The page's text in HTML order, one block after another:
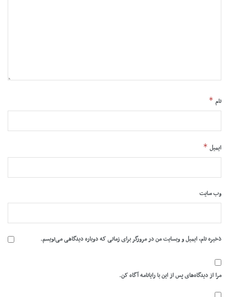
نام *
ایمیل *
وب‌ سایت
ذخیره نام، ایمیل و وبسایت من در مرورگر برای زمانی که دوباره دیدگاهی می‌نویسم.
مرا از دیدگاه‌های پس از این با رایانامه آگاه کن.